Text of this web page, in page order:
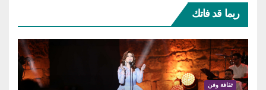
ربما قد فاتك
ثقافة وفن